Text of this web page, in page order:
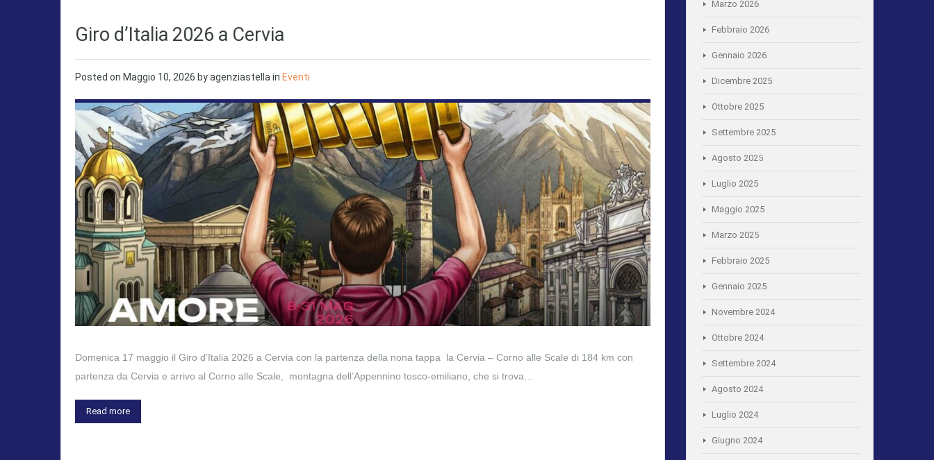
Giro d’Italia 2026 a Cervia
Posted on Maggio 10, 2026 byagenziastella in Eventi
Domenica 17 maggio il Giro d’Italia 2026 a Cervia con la partenza della nona tappa la Cervia – Corno alle Scale di 184 km con
partenza da Cervia e arrivo al Corno alle Scale, montagna dell’Appennino tosco-emiliano, che si trova…
Read more
Marzo 2026
Febbraio 2026
Gennaio 2026
Dicembre 2025
Ottobre 2025
Settembre 2025
Agosto 2025
Luglio 2025
Maggio 2025
Marzo 2025
Febbraio 2025
Gennaio 2025
Novembre 2024
Ottobre 2024
Settembre 2024
Agosto 2024
Luglio 2024
Giugno 2024